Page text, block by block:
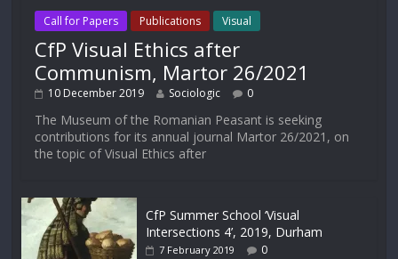
Call for Papers Publications Visual
CfP Visual Ethics after
Communism, Martor 26/2021
10 December 2019 Sociologic 0
The Museum of the Romanian Peasant is seeking
contributions for its annual journal Martor 26/2021, on
the topic of Visual Ethics after
CfP Summer School ‘Visual
Intersections 4’, 2019, Durham
7 February 2019 0